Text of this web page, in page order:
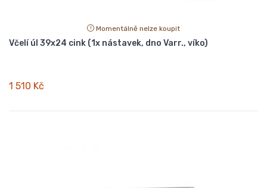
Momentálně nelze koupit
Včelí úl 39x24 cink (1x nástavek, dno Varr., víko)
1 510 Kč